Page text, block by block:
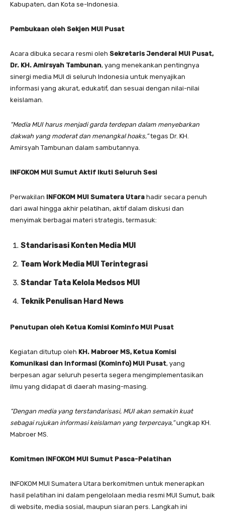
Kabupaten, dan Kota se-Indonesia.
Pembukaan oleh Sekjen MUI Pusat
Acara dibuka secara resmi oleh Sekretaris Jenderal MUI Pusat,
Dr. KH. Amirsyah Tambunan, yang menekankan pentingnya
sinergi media MUI di seluruh Indonesia untuk menyajikan
informasi yang akurat, edukatif, dan sesuai dengan nilai-nilai
keislaman.
“Media MUI harus menjadi garda terdepan dalam menyebarkan
dakwah yang moderat dan menangkal hoaks,”tegas Dr. KH.
Amirsyah Tambunan dalam sambutannya.
INFOKOM MUI Sumut Aktif Ikuti Seluruh Sesi
Perwakilan INFOKOM MUI Sumatera Utara hadir secara penuh
dari awal hingga akhir pelatihan, aktif dalam diskusi dan
menyimak berbagai materi strategis, termasuk:
Standarisasi Konten Media MUI
Team Work Media MUI Terintegrasi
Standar Tata Kelola Medsos MUI
Teknik Penulisan Hard News
Penutupan oleh Ketua Komisi Kominfo MUI Pusat
Kegiatan ditutup oleh KH. Mabroer MS, Ketua Komisi
Komunikasi dan Informasi (Kominfo) MUI Pusat, yang
berpesan agar seluruh peserta segera mengimplementasikan
ilmu yang didapat di daerah masing-masing.
“Dengan media yang terstandarisasi, MUI akan semakin kuat
sebagai rujukan informasi keislaman yang terpercaya,”ungkap KH.
Mabroer MS.
Komitmen INFOKOM MUI Sumut Pasca-Pelatihan
INFOKOM MUI Sumatera Utara berkomitmen untuk menerapkan
hasil pelatihan ini dalam pengelolaan media resmi MUI Sumut, baik
di website, media sosial, maupun siaran pers. Langkah ini